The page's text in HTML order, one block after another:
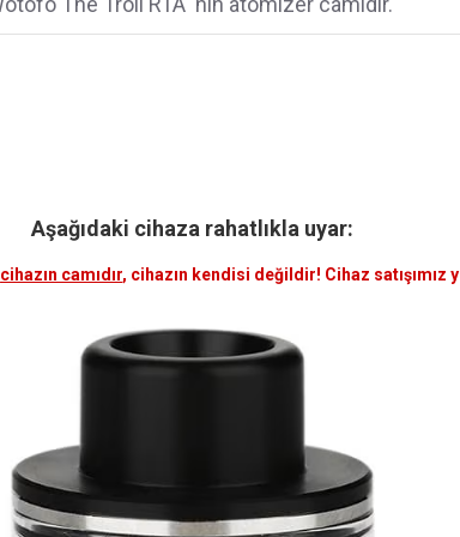
Aşağıdaki cihaza rahatlıkla uyar:
cihazın camıdır, cihazın kendisi değildir! Cihaz satışımız